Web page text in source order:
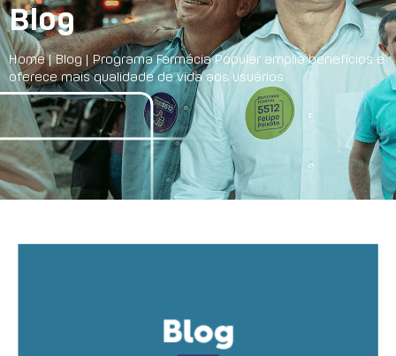
Blog
Home|Blog| Programa Farmácia Popular amplia benefícios e
oferece mais qualidade de vida aos usuários